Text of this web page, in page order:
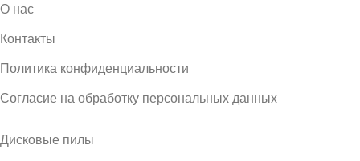
О нас
Контакты
Политика конфиденциальности
Согласие на обработку персональных данных
Дисковые пилы